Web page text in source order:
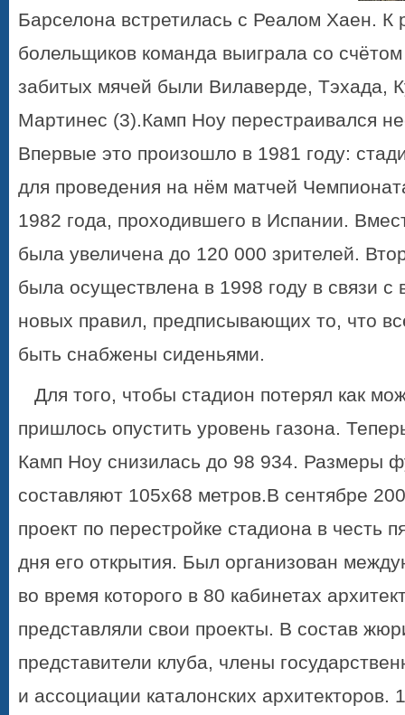
Барселона встретилась с Реалом Хаен. К
болельщиков команда выиграла со
забитых мячей были Вилаверде, Тэхада,
Мартинес (3).Камп Ноу перестраивался
Впервые это произошло в 1981 году:
для проведения на нём матчей
1982 года, проходившего в Испании.
была увеличена до 120 000 зрителей.
была осуществлена в 1998 году в связи
новых правил, предписывающих то, что
быть снабжены сиденьями.
Для того, чтобы стадион потерял как
пришлось опустить уровень газона.
Камп Ноу снизилась до 98 934. Размеры
составляют 105x68 метров.В сентябре
проект по перестройке стадиона в честь
дня его открытия. Был организован
во время которого в 80 кабинетах
представляли свои проекты. В состав
представители клуба, члены
и ассоциации каталонских архитекторов.